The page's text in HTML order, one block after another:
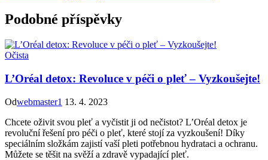
Podobné příspěvky
Očista
L’Oréal detox: Revoluce v péči o pleť – Vyzkoušejte!
Odwebmaster1 13. 4. 2023
Chcete oživit svou pleť a vyčistit ji od nečistot? L’Oréal detox je
revoluční řešení pro péči o pleť, které stojí za vyzkoušení! Díky
speciálním složkám zajistí vaší pleti potřebnou hydrataci a ochranu.
Můžete se těšit na svěží a zdravě vypadající pleť.